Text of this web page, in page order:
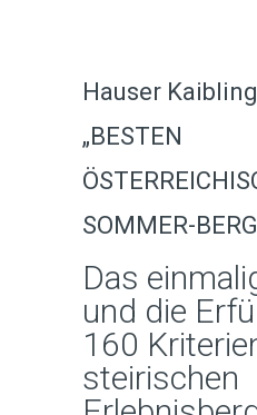
Hauser
„BESTEN
SOMMER-
Das
und die
160
steirischen